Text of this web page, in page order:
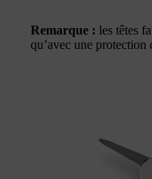
Remarque : les têtes
qu’avec une